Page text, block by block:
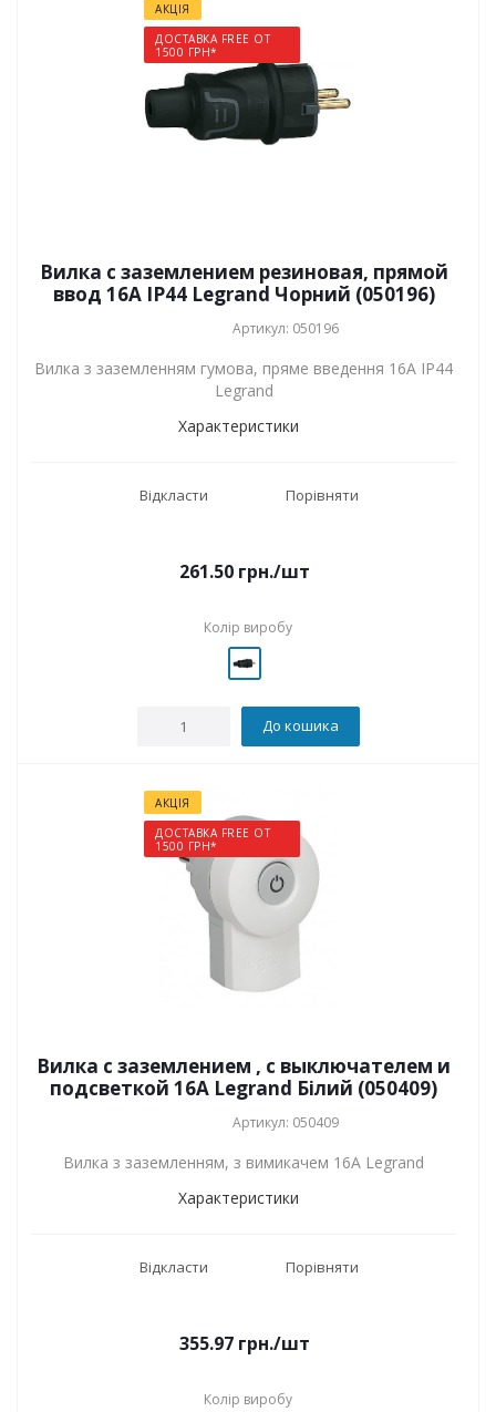
АКЦІЯ
ДОСТАВКА FREE ОТ
1500 ГРН*
Вилка с заземлением резиновая, прямой
ввод 16А IP44 Legrand Чорний (050196)
Артикул: 050196
Вилка з заземленням гумова, пряме введення 16А IP44
Legrand
Характеристики
Відкласти Порівняти
261.50грн./шт
Колір виробу
До кошика
АКЦІЯ
ДОСТАВКА FREE ОТ
1500 ГРН*
Вилка с заземлением , с выключателем и
подсветкой 16А Legrand Білий (050409)
Артикул: 050409
Вилка з заземленням, з вимикачем 16А Legrand
Характеристики
Відкласти Порівняти
355.97грн./шт
Колір виробу